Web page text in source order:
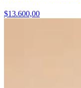
$13.600,00